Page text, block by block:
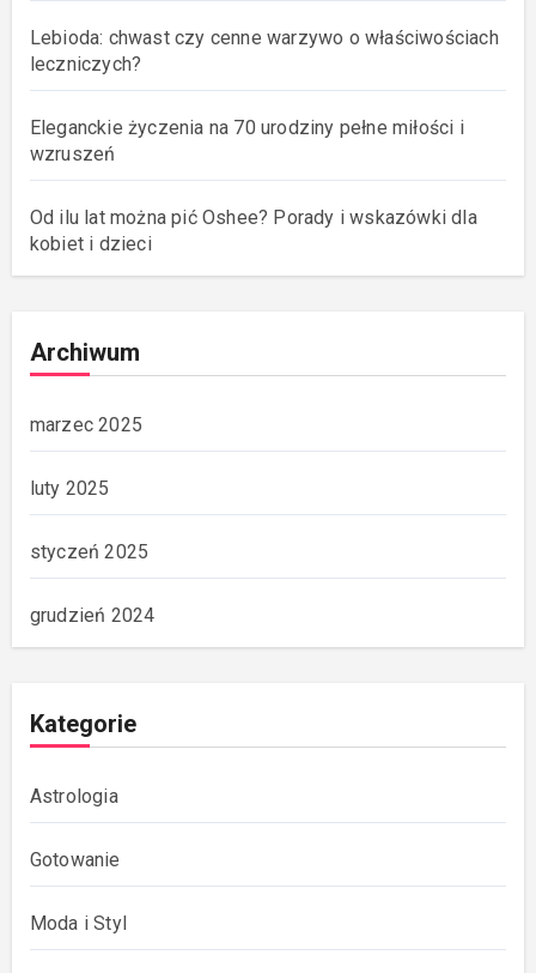
Lebioda: chwast czy cenne warzywo o właściwościach
leczniczych?
Eleganckie życzenia na 70 urodziny pełne miłości i
wzruszeń
Od ilu lat można pić Oshee? Porady i wskazówki dla
kobiet i dzieci
Archiwum
marzec 2025
luty 2025
styczeń 2025
grudzień 2024
Kategorie
Astrologia
Gotowanie
Moda i Styl